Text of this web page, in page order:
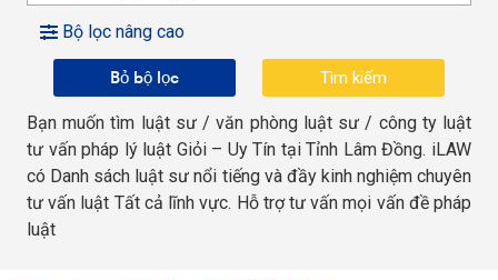
Bộ lọc nâng cao
Bỏ bộ lọc
Bạn muốn tìm luật sư / văn phòng luật sư / công ty luật
tư vấn pháp lý luật Giỏi – Uy Tín tại Tỉnh Lâm Đồng. iLAW
có Danh sách luật sư nổi tiếng và đầy kinh nghiệm chuyên
tư vấn luật Tất cả lĩnh vực. Hỗ trợ tư vấn mọi vấn đề pháp
luật